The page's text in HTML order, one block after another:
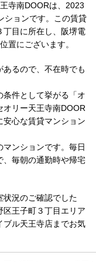
寺南DOORは、2023
ションです。この賃貸
丁目に所在し、阪堺電
置にございます。
るので、不在時でも
条件として挙がる「オ
リー天王寺南DOOR
心な賃貸マンション
ンションです。毎日
、毎朝の通勤時や帰宅
状況のご確認でした
区王子町３丁目エリア
ブル天王寺店までお気